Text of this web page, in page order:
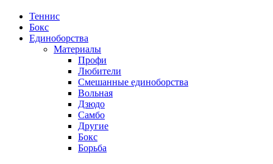
Теннис
Бокс
Единоборства
Материалы
Профи
Любители
Смешанные единоборства
Вольная
Дзюдо
Самбо
Другие
Бокс
Борьба